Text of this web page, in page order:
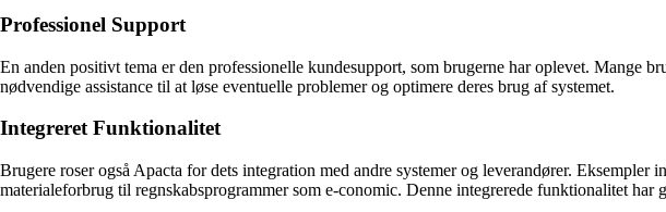
Professionel Support
En anden positivt tema er den professionelle kundesupport, som brugerne har oplevet. Mange
nødvendige assistance til at løse eventuelle problemer og optimere deres brug af systemet.
Integreret Funktionalitet
Brugere roser også Apacta for dets integration med andre systemer og leverandører.
materialeforbrug til regnskabsprogrammer som e-conomic. Denne integrerede funktionalitet